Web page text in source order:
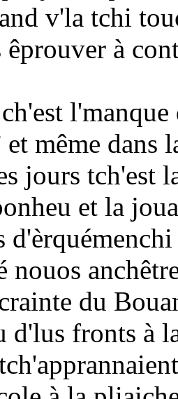
v'la tchi
êprouver à
et même dans
jours tch'est
et la
nouos
du
d'lus fronts à